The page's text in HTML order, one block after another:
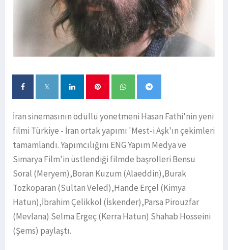
İran sinemasının ödüllü yönetmeni Hasan Fathi'nin yeni
filmi Türkiye - İran ortak yapımı 'Mest-i Aşk'ın çekimleri
tamamlandı. Yapımcılığını ENG Yapım Medya ve
Simarya Film'in üstlendiği filmde başrolleri Bensu
Soral (Meryem),Boran Kuzum (Alaeddin),Burak
Tozkoparan (Sultan Veled),Hande Erçel (Kimya
Hatun),İbrahim Çelikkol (İskender),Parsa Pirouzfar
(Mevlana) Selma Ergeç (Kerra Hatun) Shahab Hosseini
(Şems) paylaştı.